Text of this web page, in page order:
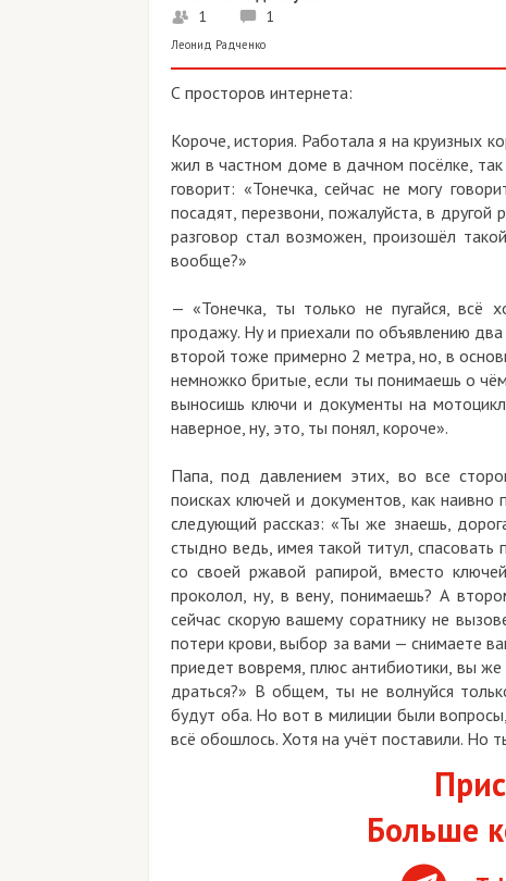
1 1
Леонид Радченко
С просторов интернета:
Короче, история. Работала я на круизных
жил в частном доме в дачном посёлке,
говорит: «Тонечка, сейчас не могу
посадят, перезвони, пожалуйста, в другой
разговор стал возможен, произошёл
вообще?»
— «Тонечка, ты только не пугайся,
продажу. Ну и приехали по объявлению
второй тоже примерно 2 метра, но, в
немножко бритые, если ты понимаешь о
выносишь ключи и документы на
наверное, ну, это, ты понял, короче».
Папа, под давлением этих, во все
поисках ключей и документов, как наивно
следующий рассказ: «Ты же знаешь,
стыдно ведь, имея такой титул,
со своей ржавой рапирой, вместо
проколол, ну, в вену, понимаешь? А
сейчас скорую вашему соратнику не
потери крови, выбор за вами — снимаете
приедет вовремя, плюс антибиотики, вы
драться?» В общем, ты не волнуйся
будут оба. Но вот в милиции были
всё обошлось. Хотя на учёт поставили.
Больше